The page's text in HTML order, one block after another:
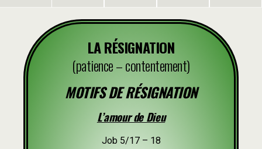
LA RÉSIGNATION
(patience – contentement)
MOTIFS DE RÉSIGNATION
L’amour de Dieu
Job 5/17 – 18